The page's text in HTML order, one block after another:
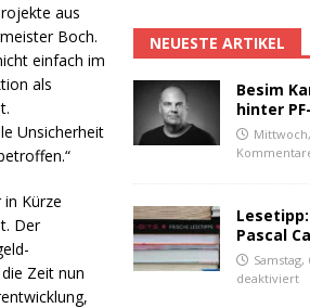
aus
Boch.
einfach im
als
Unsicherheit
Kürze
Der
Zeit nun
NEUESTE ARTIKEL
Besim
hinter
Pascal
Samstag,
deaktiviert